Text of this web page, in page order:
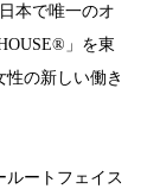
本で唯一のオ
」を東
の新しい働き
ルートフェイス